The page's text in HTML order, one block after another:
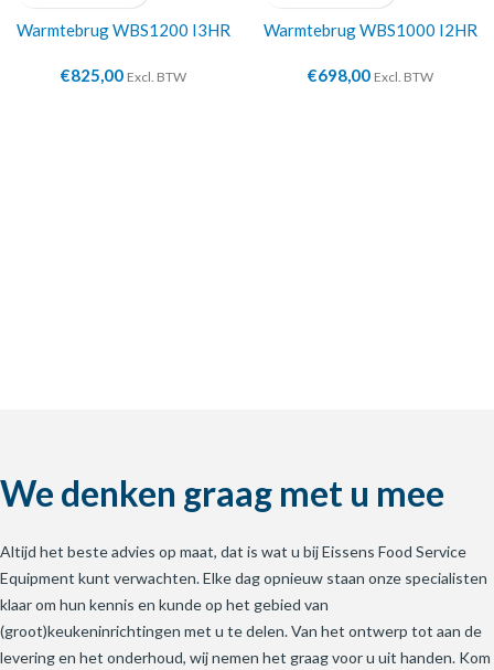
Warmtebrug WBS1200 I3HR
€825,00 Excl. BTW
Warmtebrug WBS1000 I2HR
€698,00 Excl. BTW
We denken graag met u mee
Altijd het beste advies op maat, dat is wat u bij Eissens Food Service
Equipment kunt verwachten. Elke dag opnieuw staan onze specialisten
klaar om hun kennis en kunde op het gebied van
(groot)keukeninrichtingen met u te delen. Van het ontwerp tot aan de
levering en het onderhoud, wij nemen het graag voor u uit handen. Kom